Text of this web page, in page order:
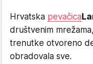
Hrvatska pevačica
društvenim
trenutke otvoreno
obradovala sve.